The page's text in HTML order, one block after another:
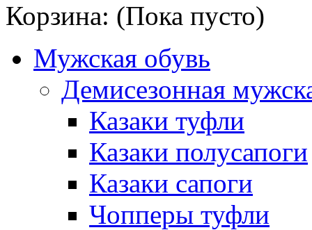
Корзина: (Пока пусто)
Мужская обувь
Демисезонная
Казаки туфли
Казаки полусапоги
Казаки сапоги
Чопперы туфли